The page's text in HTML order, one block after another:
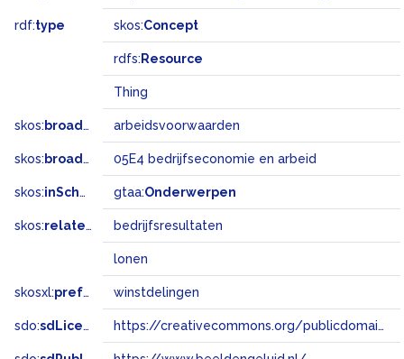
rdf:type skos:Concept
rdfs: Resource
Thing
skos: broader arbeidsvoorwaarden
skos: broadMatch 05E4 bedrijfseconomie en arbeid
skos:inScheme gtaa:Onderwerpen
skos:related bedrijfsresultaten
lonen
skosxl:prefLabel winstdelingen
sdo:sdLicense https://creativecommons.org/publicdomain/zero/1.0/